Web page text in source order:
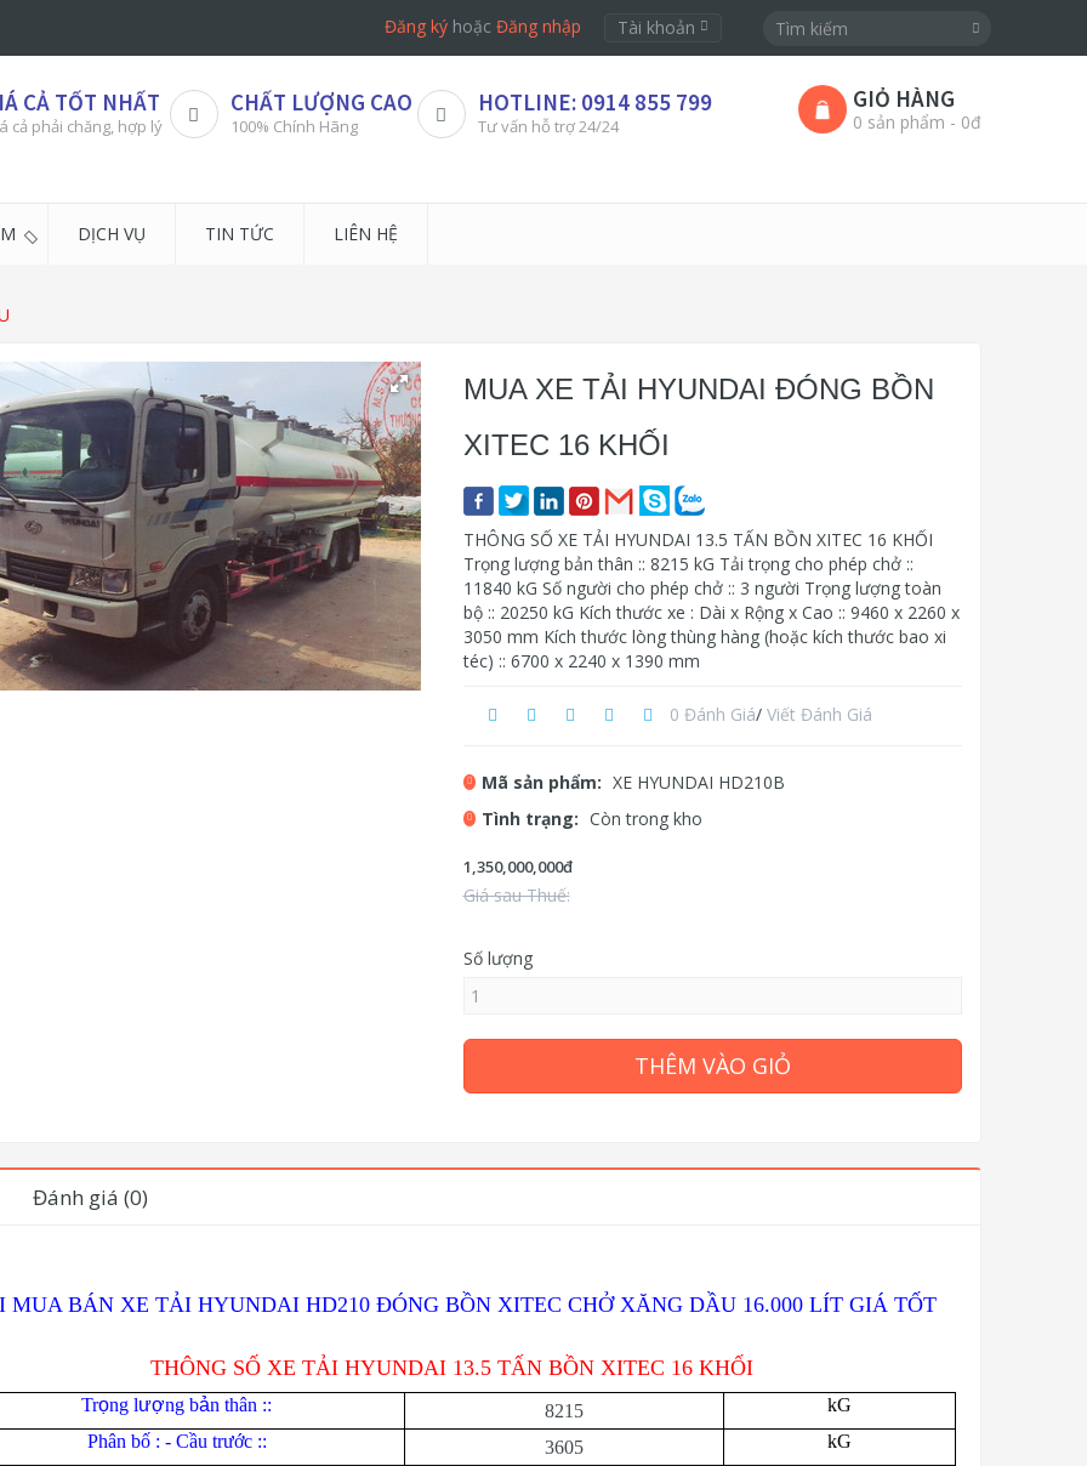
Đăng ký hoặcĐăng nhập Tài khoản
CẢ TỐT NHẤT
cả phải chăng, hợp lý
CHẤT LƯỢNG CAO
100% Chính Hãng
HOTLINE: 0914 855 799
Tư vấn hỗ trợ 24/24
GIỎ HÀNG
0 sản phẩm - 0đ
DỊCH VỤ TIN TỨC LIÊN HỆ
MUA XE TẢI HYUNDAI ĐÓNG BỒN
XITEC 16 KHỐI
THÔNG SỐ XE TẢI HYUNDAI 13.5 TẤN BỒN XITEC 16 KHỐI
Trọng lượng bản thân :: 8215 kG Tải trọng cho phép chở ::
11840 kG Số người cho phép chở :: 3 người Trọng lượng toàn
bộ :: 20250 kG Kích thước xe : Dài x Rộng x Cao :: 9460 x 2260 x
3050 mm Kích thước lòng thùng hàng (hoặc kích thước bao xi
téc) :: 6700 x 2240 x 1390 mm
0 Đánh Giá/ Viết Đánh Giá
Mã sản phẩm: XE HYUNDAI HD210B
Tình trạng: Còn trong kho
1,350,000,000đ
Giá sau Thuế:
Số lượng
THÊM VÀO GIỎ
Đánh giá (0)
MUA BÁN XE TẢI HYUNDAI HD210 ĐÓNG BỒN XITEC CHỞ XĂNG DẦU 16.000 LÍT GIÁ TỐT
THÔNG SỐ XE TẢI HYUNDAI 13.5 TẤN BỒN XITEC 16 KHỐI
Trọng lượng bản thân :: 8215
kG
Phân bố : - Cầu trước ::
3605
kG